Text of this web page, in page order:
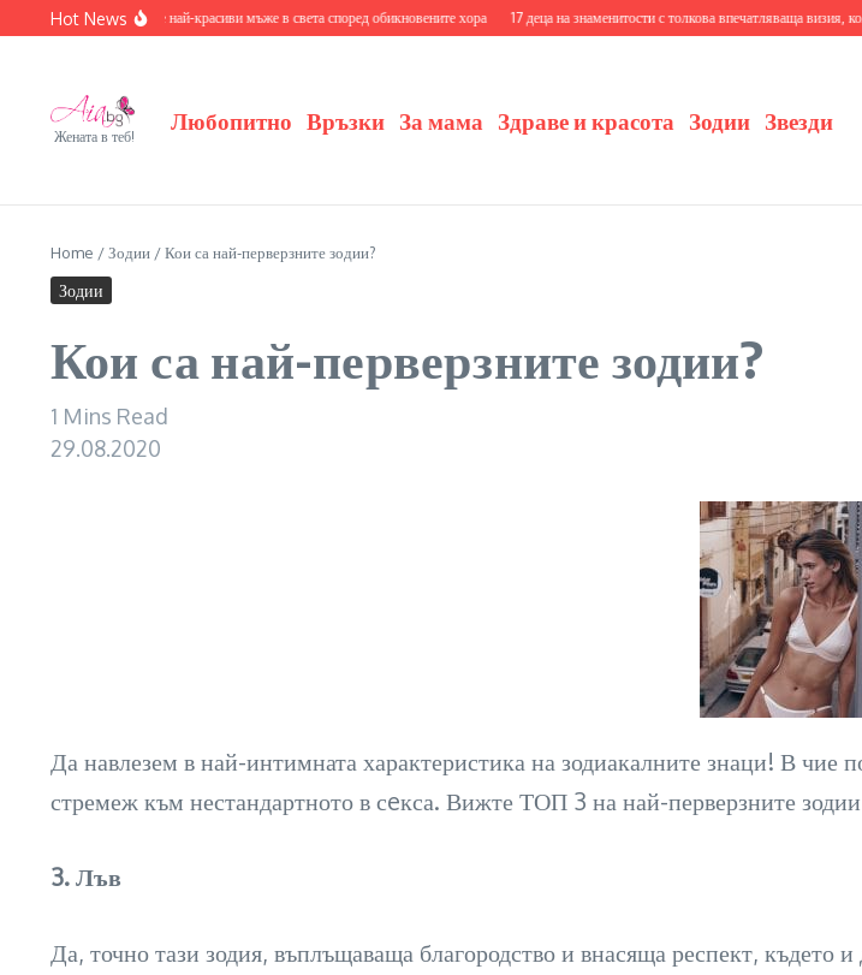
Skip to content
Hot News
се с 20-те най-красиви мъже в света според обикновените хора 17 деца на знаменитости с толкова впечатляваща визия, колкото
Жената в теб!
Любопитно Връзки За мама Здраве и красота Зодии Звезди
Home /Зодии /Кои са най-перверзните зодии?
Зодии
Кои са най-перверзните зодии?
1 Mins Read
29.08.2020
Да навлезем в най-интимната характеристика на зодиакалните знаци! В чие
стремеж към нестандартното в сeкса. Вижте ТОП 3 на най-перверзните
3. Лъв
Да, точно тази зодия, въплъщаваща благородство и внасяща респект,